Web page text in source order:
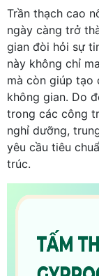
Trần thạch cao
ngày càng trở
gian đòi hỏi sự
này không chỉ
mà còn giúp tạo
không gian. Do
trong các công
nghỉ dưỡng,
yêu cầu tiêu
trúc.